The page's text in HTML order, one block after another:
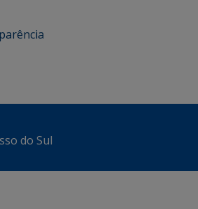
do Sul